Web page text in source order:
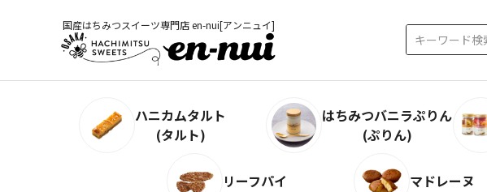
国産はちみつスイーツ専門店 en-nui[アンニュイ]
検索
ハニカムタルト
(タルト)
はちみつバニラぷりん
(ぷりん)
リーフパイ マドレーヌ